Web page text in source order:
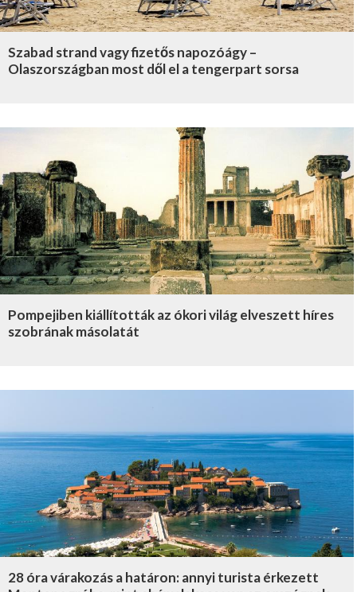
Szabad strand vagy fizetős napozóágy –
Olaszországban most dől el a tengerpart sorsa
Pompejiben kiállították az ókori világ elveszett híres
szobrának másolatát
28 óra várakozás a határon: annyi turista érkezett